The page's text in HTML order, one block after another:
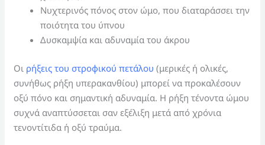
Νυχτερινός πόνος στον ώμο, που διαταράσσει την
ποιότητα του ύπνου
Δυσκαμψία και αδυναμία του άκρου
Οι ρήξεις του στροφικού πετάλου (μερικές ή ολικές,
συνήθως ρήξη υπερακανθίου) μπορεί να προκαλέσουν
οξύ πόνο και σημαντική αδυναμία. Η ρήξη τένοντα ώμου
συχνά αναπτύσσεται σαν εξέλιξη μετά από χρόνια
τενοντίτιδα ή οξύ τραύμα.